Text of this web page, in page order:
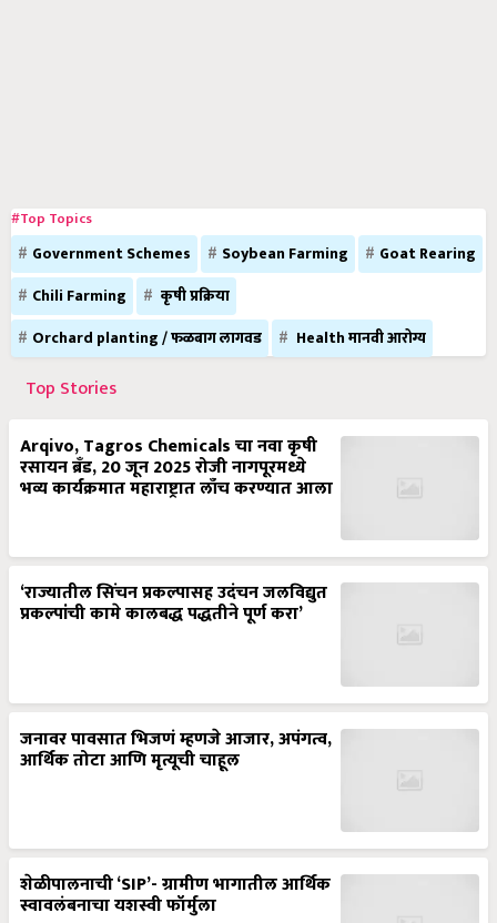
#Top Topics
Government Schemes Soybean Farming
Goat Rearing
Chili Farming
कृषी प्रक्रिया
Orchard planting / फळबाग लागवड
Health मानवी आरोग्य
Top Stories
Arqivo, Tagros Chemicals चा नवा कृषी
रसायन ब्रँड, 20 जून 2025 रोजी नागपूरमध्ये
भव्य कार्यक्रमात महाराष्ट्रात लाँच करण्यात आला
‘राज्यातील सिंचन प्रकल्पासह उदंचन जलविद्युत
प्रकल्पांची कामे कालबद्ध पद्धतीने पूर्ण करा’
जनावर पावसात भिजणं म्हणजे आजार, अपंगत्व,
आर्थिक तोटा आणि मृत्यूची चाहूल
शेळीपालनाची ‘SIP’- ग्रामीण भागातील आर्थिक
स्वावलंबनाचा यशस्वी फॉर्मुला